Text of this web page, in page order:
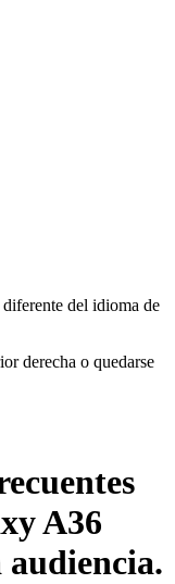
del idioma de
derecha o quedarse
A36
audiencia.